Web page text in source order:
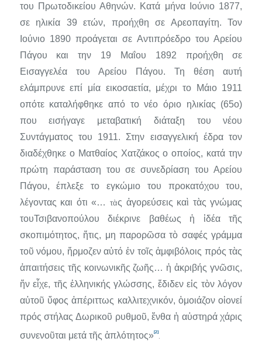
του Πρωτοδικείου Αθηνών. Κατά μήνα Ιούνιο 1877,
σε ηλικία 39 ετών, προήχθη σε Αρεο­παγίτη. Τον
Ιούνιο 1890 προάγεται σε Αντιπρόεδρο του Αρείου
Πάγου και την 19 Μαΐου 1892 προήχθη σε
Εισαγγελέα του Αρείου Πάγου. Τη θέση αυτή
ελάμπρυνε επί μία εικοσαετία, μέχρι το Μάιο 1911
οπότε καταλήφθηκε από το νέο όριο ηλικίας (65ο)
που εισήγαγε μεταβατική διάταξη του νέου
Συντάγματος του 1911. Στην εισαγγελική έδρα τον
διαδέχθηκε ο Ματθαίος Χατζάκος ο οποίος, κατά την
πρώτη παρά­σταση του σε συνεδρίαση του Αρείου
Πάγου, έπλεξε το εγκώμιο του προκατόχου του,
λέγοντας και ότι «… τὰς ἀγορεύσεις καὶ τὰς γνώμας
τουΤσιβανοπούλου διέκρινε βαθέως ἡ ἰδέα τῆς
σκοπιμότητος, ἥτις, μη παρορῶσα τὸ σαφές γράμμα
τοῦ νόμου, ἥρμοζεν αὐτό ἐν τοῖς ἀμφιβόλοις πρός τὰς
ἀπαιτήσεις τῆς κοινωνικῆς ζωῆς… ἡ ἀκριβής γνῶσις,
ἥν εἶχε, τῆς ἑλληνικής γλώσσης, ἔδιδεν εἰς τὸν λόγον
αὐτοῦ ὕφος ἀπέριτ­τως καλλιτεχνικόν, ὁμοιάζον οἱονεί
πρός στήλας Δωρικοῦ ρυθμοῦ, ἔνθα ἡ αὐστηρά χάρις
συνενοῦται μετά τῆς ἁπλότητος» [2]